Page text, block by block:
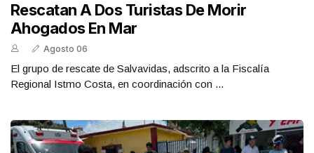
Rescatan A Dos Turistas De Morir
Ahogados En Mar
Agosto 06
El grupo de rescate de Salvavidas, adscrito a la Fiscalía
Regional Istmo Costa, en coordinación con ...